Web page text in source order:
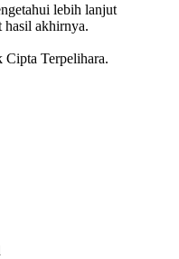
lebih lanjut
hasil akhirnya.
Terpelihara.